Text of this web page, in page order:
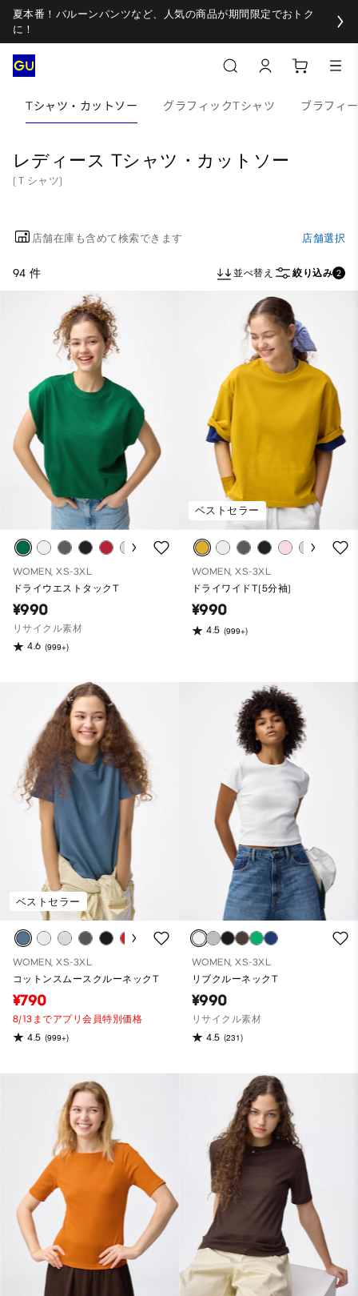
夏本番！バルーンパンツなど、人気の商品が期間限定でおトク
に！
Tシャツ・カットソー グラフィックTシャツ ブラフィ
レディース Tシャツ・カットソー
(Ｔシャツ)
店舗在庫も含めて検索できます 店舗選択
94 件 並べ替え 絞り込み 2
WOMEN, XS-3XL
ドライウエストタックT
¥990
リサイクル素材
4.6 (999+)
ベストセラー
WOMEN, XS-3XL
ドライワイドT(5分袖)
¥990
4.5 (999+)
ベストセラー
WOMEN, XS-3XL
コットンスムースクルーネックT
¥790
8/13までアプリ会員特別価格
4.5 (999+)
WOMEN, XS-3XL
リブクルーネックT
¥990
リサイクル素材
4.5 (231)